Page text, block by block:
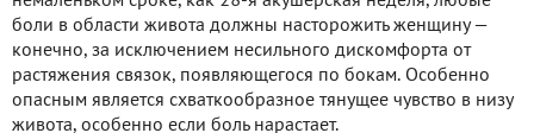
боли в области живота должны насторожить женщину —
конечно, за исключением несильного дискомфорта от
растяжения связок, появляющегося по бокам. Особенно
опасным является схваткообразное тянущее чувство в низу
живота, особенно если боль нарастает.